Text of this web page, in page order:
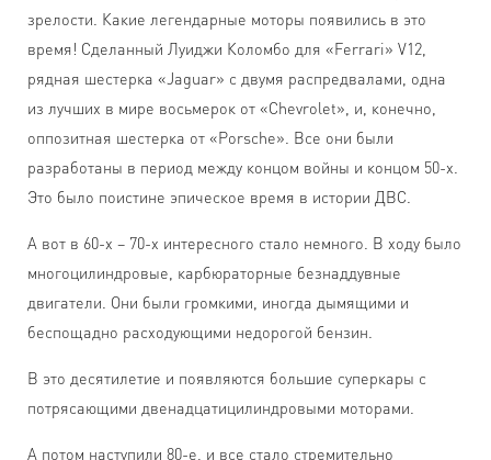
зрелости. Какие легендарные моторы появились в это
время! Сделанный Луиджи Коломбо для «Ferrari» V12,
рядная шестерка «Jaguar» с двумя распредвалами, одна
из лучших в мире восьмерок от «Chevrolet», и, конечно,
оппозитная шестерка от «Porsche». Все они были
разработаны в период между концом войны и концом 50-х.
Это было поистине эпическое время в истории ДВС.
А вот в 60-х – 70-х интересного стало немного. В ходу было
многоцилиндровые, карбюраторные безнаддувные
двигатели. Они были громкими, иногда дымящими и
беспощадно расходующими недорогой бензин.
В это десятилетие и появляются большие суперкары с
потрясающими двенадцатицилиндровыми моторами.
А потом наступили 80-е, и все стало стремительно